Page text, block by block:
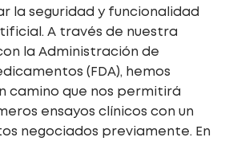
la seguridad y funcionalidad
A través de nuestra
la Administración de
(FDA), hemos
camino que nos permitirá
ensayos clínicos con un
negociados previamente. En